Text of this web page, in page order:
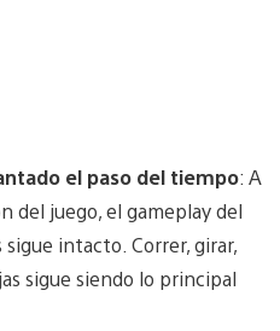
el paso del tiempo: A
del juego, el gameplay del
intacto. Correr, girar,
sigue siendo lo principal